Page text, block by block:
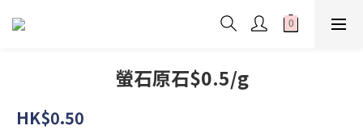
螢石原石$0.5/g
HK$0.50